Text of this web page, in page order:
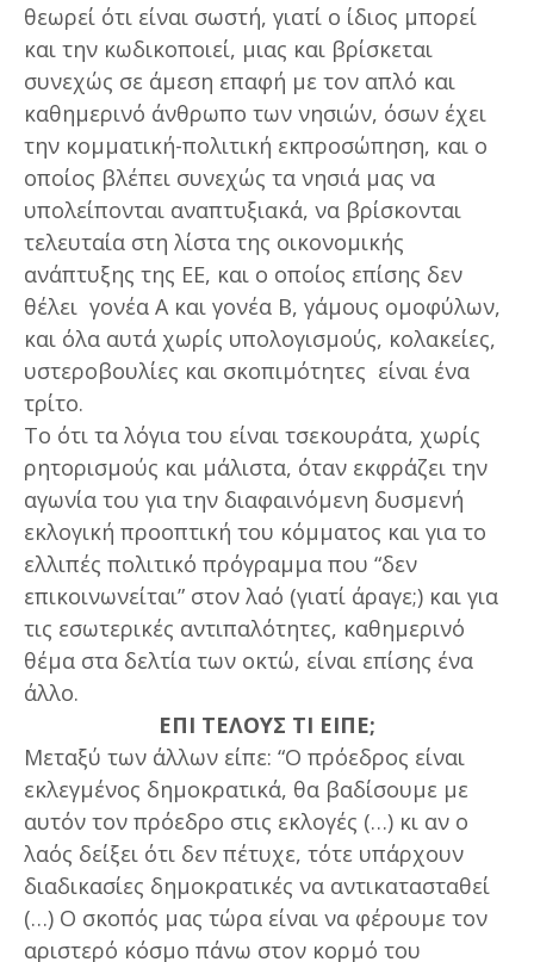
θεωρεί ότι είναι σωστή, γιατί ο ίδιος μπορεί
και την κωδικοποιεί, μιας και βρίσκεται
συνεχώς σε άμεση επαφή με τον απλό και
καθημερινό άνθρωπο των νησιών, όσων έχει
την κομματική-πολιτική εκπροσώπηση, και ο
οποίος βλέπει συνεχώς τα νησιά μας να
υπολείπονται αναπτυξιακά, να βρίσκονται
τελευταία στη λίστα της οικονομικής
ανάπτυξης της ΕΕ, και ο οποίος επίσης δεν
θέλει γονέα Α και γονέα Β, γάμους ομοφύλων,
και όλα αυτά χωρίς υπολογισμούς, κολακείες,
υστεροβουλίες και σκοπιμότητες είναι ένα
τρίτο.
Το ότι τα λόγια του είναι τσεκουράτα, χωρίς
ρητορισμούς και μάλιστα, όταν εκφράζει την
αγωνία του για την διαφαινόμενη δυσμενή
εκλογική προοπτική του κόμματος και για το
ελλιπές πολιτικό πρόγραμμα που “δεν
επικοινωνείται” στον λαό (γιατί άραγε;) και για
τις εσωτερικές αντιπαλότητες, καθημερινό
θέμα στα δελτία των οκτώ, είναι επίσης ένα
άλλο.
ΕΠΙ ΤΕΛΟΥΣ ΤΙ ΕΙΠΕ;
Μεταξύ των άλλων είπε: “Ο πρόεδρος είναι
εκλεγμένος δημοκρατικά, θα βαδίσουμε με
αυτόν τον πρόεδρο στις εκλογές (…) κι αν ο
λαός δείξει ότι δεν πέτυχε, τότε υπάρχουν
διαδικασίες δημοκρατικές να αντικατασταθεί
(…) Ο σκοπός μας τώρα είναι να φέρουμε τον
αριστερό κόσμο πάνω στον κορμό του